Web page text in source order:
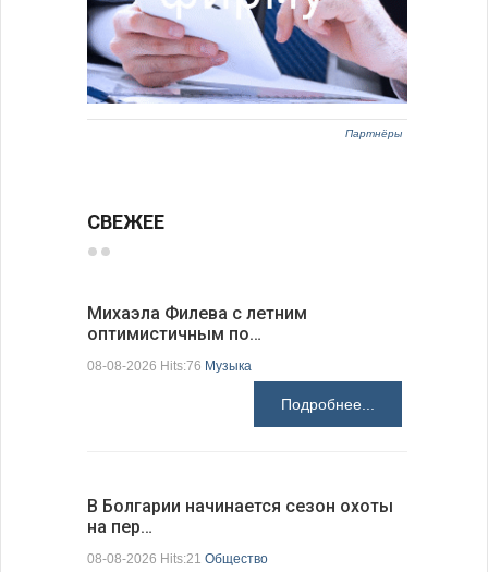
Партнёры
СВЕЖЕЕ
Михаэла Филева с летним
оптимистичным по…
08-08-2026 Hits:76 Музыка
Подробнее...
В Болгарии начинается сезон охоты
на пер…
08-08-2026 Hits:21 Общество